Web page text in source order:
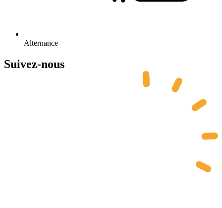
Alternance
Suivez-nous